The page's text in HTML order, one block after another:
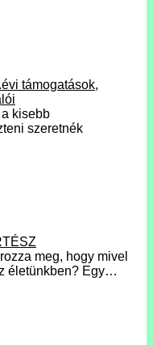
támogatások,
kisebb
szeretnék
meg, hogy mivel
életünkben? Egy…